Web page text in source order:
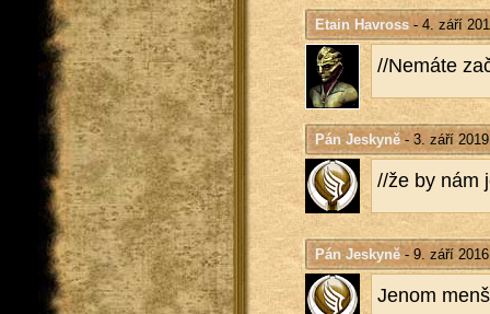
Etain Havross- 4. září
//Ne­má­te
Pán Jeskyně- 3. září 2019
//že by nám
Pán Jeskyně- 9. září 2016
Jenom